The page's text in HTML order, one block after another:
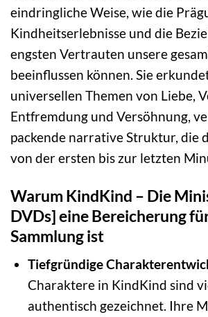
eindringliche Weise, wie die
Kindheitserlebnisse und die
engsten Vertrauten unsere
beeinflussen können. Sie
universellen Themen von Liebe,
Entfremdung und Versöhnung,
packende narrative Struktur, die
von der ersten bis zur letzten
Warum KindKind – Die
DVDs] eine Bereicherung
Sammlung ist
Tiefgründige
Charaktere in KindKind sind
authentisch gezeichnet. Ihre